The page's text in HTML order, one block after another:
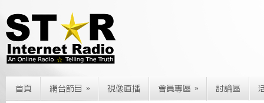
首頁 網台節目 » 視像直播 會員專區 » 討論區